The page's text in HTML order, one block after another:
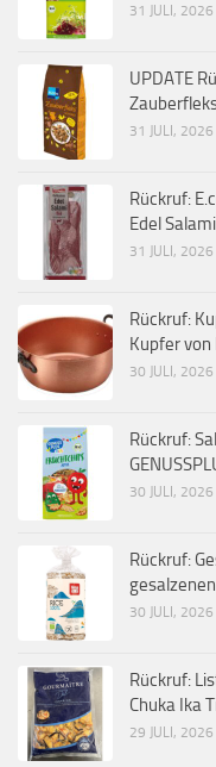
31 JULI, 2026
UPDATE
31 JULI, 2026
Rückruf:
Edel
31 JULI, 2026
Rückruf:
Kupfer von
30 JULI, 2026
Rückruf:
30 JULI, 2026
Rückruf:
30 JULI, 2026
Rückruf:
Chuka Ika
29 JULI, 2026